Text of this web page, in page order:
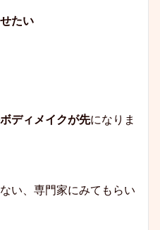
たい
ディメイクが先になりま
い、専門家にみてもらい